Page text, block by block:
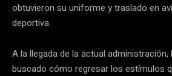
obtuvieron su uniforme y traslado en
deportiva.
A la llegada de la actual
buscado cómo regresar los estímulos